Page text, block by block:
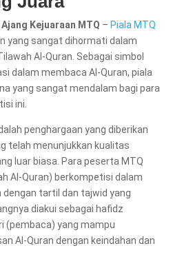
Kejuaraan MTQ – Piala MTQ
yang sangat dihormati dalam
Al-Quran. Sebagai simbol
dalam membaca Al-Quran, piala
yang sangat mendalam bagi para
ini.
penghargaan yang diberikan
telah menunjukkan kualitas
luar biasa. Para peserta MTQ
Al-Quran) berkompetisi dalam
dengan tartil dan tajwid yang
diakui sebagai hafidz
(pembaca) yang mampu
Al-Quran dengan keindahan dan